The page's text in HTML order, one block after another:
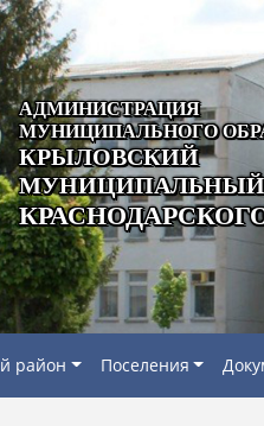
АДМИНИСТРАЦИЯ
МУНИЦИПАЛЬНОГО
КРЫЛОВСКИЙ
МУНИЦИПАЛЬНЫЙ
район Поселения